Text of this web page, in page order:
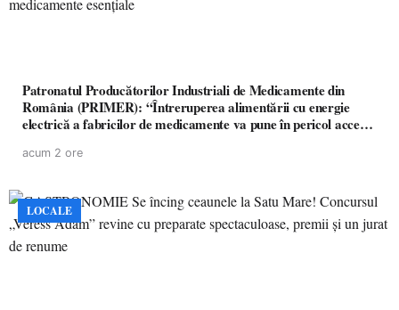
Patronatul Producătorilor Industriali de Medicamente din
România (PRIMER): “Întreruperea alimentării cu energie
electrică a fabricilor de medicamente va pune în pericol accesul
acum 2 ore
LOCALE